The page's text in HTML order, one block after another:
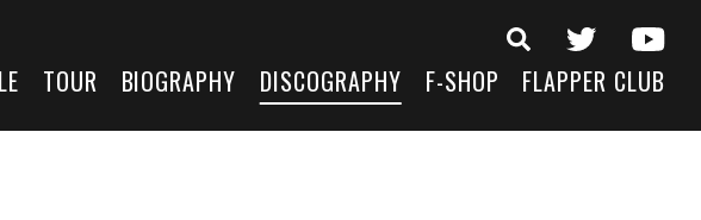
TOUR BIOGRAPHY DISCOGRAPHY F-SHOP FLAPPER CLUB